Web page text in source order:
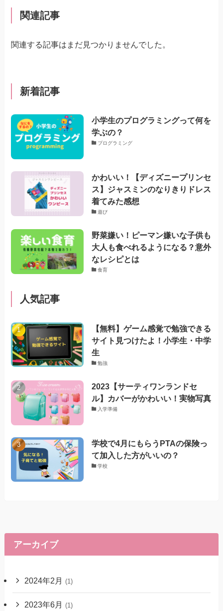
関連記事
関連する記事はまだ見つかりませんでした。
新着記事
小学生のプログラミングって何を
学ぶの？
プログラミング
かわいい！【ディズニープリンセ
ス】ジャスミンのなりきりドレス
着てみた感想
遊び
野菜嫌い！ピーマン嫌いな子供も
大人も食べれるようになる？意外
なレシピとは
食育
人気記事
【無料】ゲーム感覚で勉強できる
サイト見つけたよ！小学生・中学
生
勉強
2023【サーティワンランドセ
ル】カバーがかわいい！実物写真
入学準備
学校で4月にもらうPTAの保険っ
て加入した方がいいの？
学校
アーカイブ
2024年2月 (1)
2023年6月 (1)